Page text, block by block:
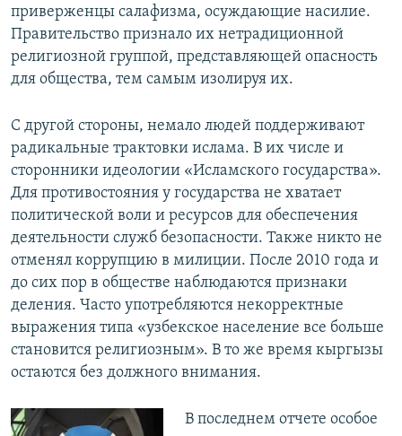
приверженцы салафизма, осуждающие насилие.
Правительство признало их нетрадиционной
религиозной группой, представляющей опасность
для общества, тем самым изолируя их.
С другой стороны, немало людей поддерживают
радикальные трактовки ислама. В их числе и
сторонники идеологии «Исламского государства».
Для противостояния у государства не хватает
политической воли и ресурсов для обеспечения
деятельности служб безопасности. Также никто не
отменял коррупцию в милиции. После 2010 года и
до сих пор в обществе наблюдаются признаки
деления. Часто употребляются некорректные
выражения типа «узбекское население все больше
становится религиозным». В то же время кыргызы
остаются без должного внимания.
В последнем отчете особое